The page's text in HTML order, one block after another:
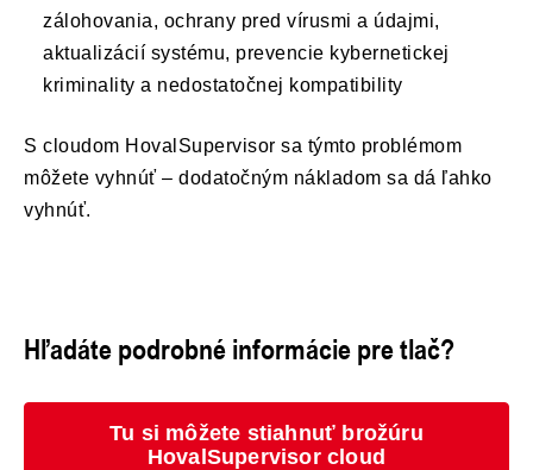
zálohovania, ochrany pred vírusmi a údajmi,
aktualizácií systému, prevencie kybernetickej
kriminality a nedostatočnej kompatibility
S cloudom HovalSupervisor sa týmto problémom
môžete vyhnúť – dodatočným nákladom sa dá ľahko
vyhnúť.
Hľadáte podrobné informácie pre tlač?
Tu si môžete stiahnuť brožúru
HovalSupervisor cloud